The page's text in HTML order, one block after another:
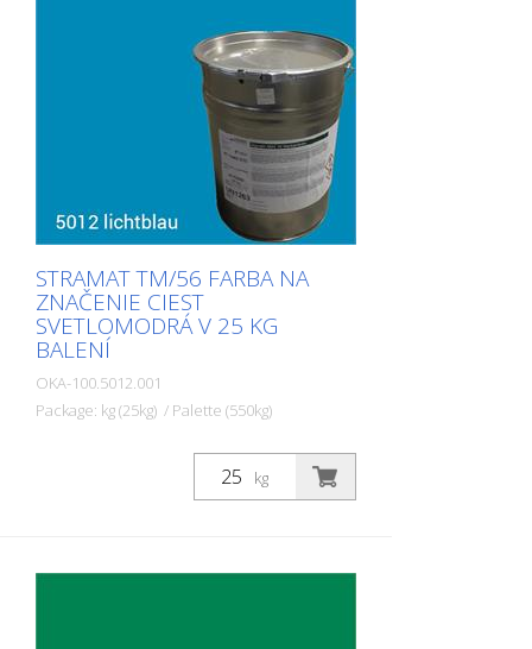
STRAMAT TM/56 FARBA NA
ZNAČENIE CIEST
SVETLOMODRÁ V 25 KG
BALENÍ
OKA-100.5012.001
Package: kg (25kg) / Palette (550kg)
Farby na dopravné značenie STRAMAT sa
používajú najmä na asfaltové alebo
betónové povrchy, na okrajové a stredové
súkromných plochách.
kg